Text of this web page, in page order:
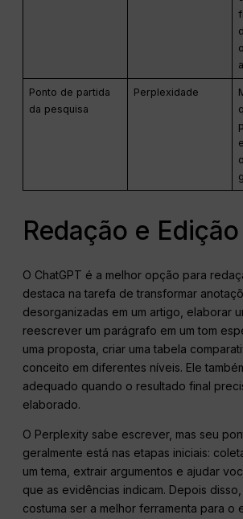
Ponto de partida
da pesquisa
Perplexidade
Redação e Edição
O ChatGPT é a melhor opção para
destaca na tarefa de transformar
desorganizadas em um artigo, elaborar
reescrever um parágrafo em um tom
uma proposta, criar uma tabela
conceito em diferentes níveis. Ele
adequado quando o resultado final
elaborado.
O Perplexity sabe escrever, mas seu
geralmente está nas etapas iniciais:
um tema, extrair argumentos e ajudar
que as evidências indicam. Depois disso,
costuma ser a melhor ferramenta para o